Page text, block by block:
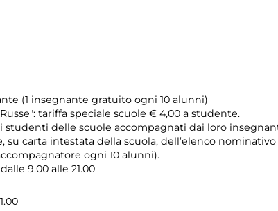
(1 insegnante gratuito ogni 10 alunni)
tariffa speciale scuole € 4,00 a studente.
delle scuole accompagnati dai loro
carta intestata della scuola, dell’elenco
ogni 10 alunni).
9.00 alle 21.00